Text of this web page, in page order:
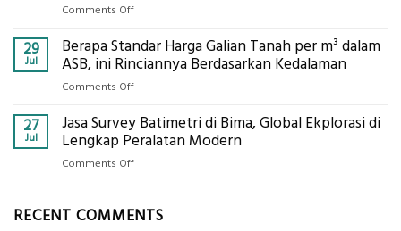
Industri
Migas
di
Berikut
Kualifikasi
Comments Offon
Ukur
Tanah
Lengkap
dengan
Peta
&
29
Jul
Berapa Standar Harga Galian Tanah per m³ dalam
ASB, ini Rinciannya Berdasarkan Kedalaman
Comments Offon
Standar
Harga
dalam
27
Jul
Jasa Survey Batimetri di Bima, Global Ekplorasi di
Lengkap Peralatan Modern
Comments Offon
Batimetri
RECENT COMMENTS